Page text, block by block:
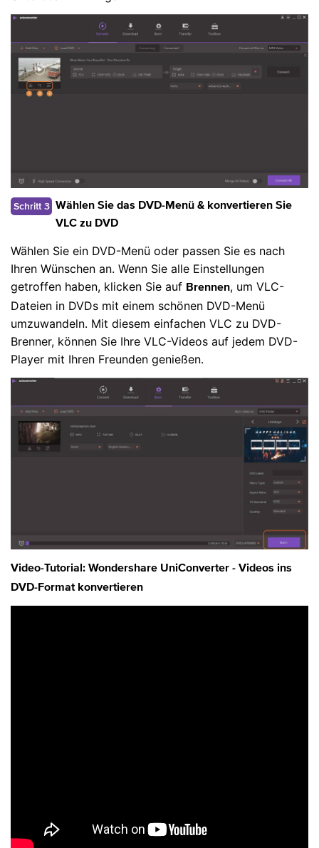
Schritt 3 Wählen Sie das DVD-Menü & konvertieren Sie
VLC zu DVD
Wählen Sie ein DVD-Menü oder passen Sie es nach
Ihren Wünschen an. Wenn Sie alle Einstellungen
getroffen haben, klicken Sie auf Brennen, um VLC-
Dateien in DVDs mit einem schönen DVD-Menü
umzuwandeln. Mit diesem einfachen VLC zu DVD-
Brenner, können Sie Ihre VLC-Videos auf jedem DVD-
Player mit Ihren Freunden genießen.
Video-Tutorial: Wondershare UniConverter - Videos ins
DVD-Format konvertieren